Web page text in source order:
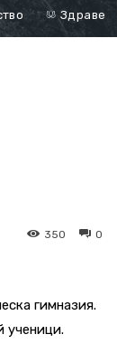
Здраве
0
350
гимназия.
ученици.